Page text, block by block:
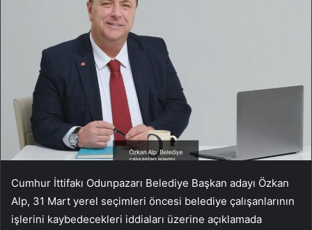
Cumhur İttifakı Odunpazarı Belediye Başkan adayı Özkan
Alp, 31 Mart yerel seçimleri öncesi belediye çalışanlarının
işlerini kaybedecekleri iddiaları üzerine açıklamada